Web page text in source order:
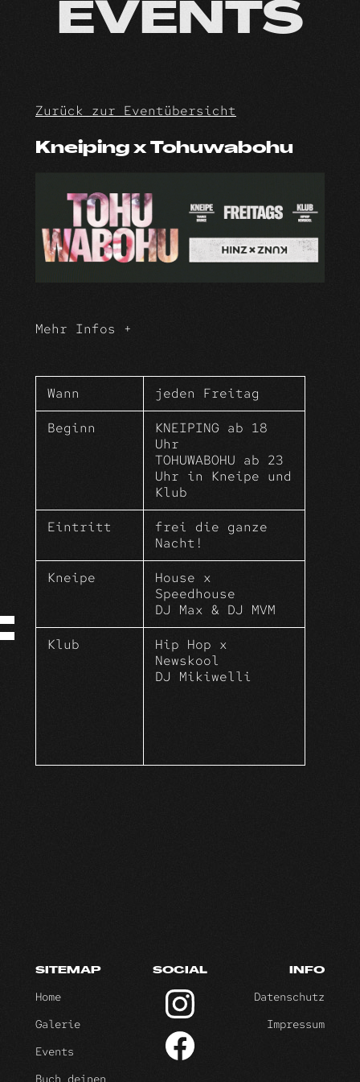
EVENTS
Zurück zur Eventübersicht
Kneiping x Tohuwabohu
Mehr Infos +
im Herzen der Altstadt.
Süffige Drinks, Apero und House
Klänge in der Kneipe, der Terrasse
und im Hinterhof.
Und im Anschluss was für ein
ToHuWaBoHu – wir starten in ein
irrsinnig gutes WochenEnde mit euch.
Wann jeden Freitag
Beginn
KNEIPING ab 18
Uhr
TOHUWABOHU ab 23
Uhr in Kneipe und
Klub
Eintritt
frei die ganze
Nacht!
Kneipe
House x
Speedhouse
DJ Max & DJ MVM
Klub
Hip Hop x
Newskool
DJ Mikiwelli
SITEMAP
Home
Galerie
Events
Buch deinen
SOCIAL INFO
Datenschutz
Impressum